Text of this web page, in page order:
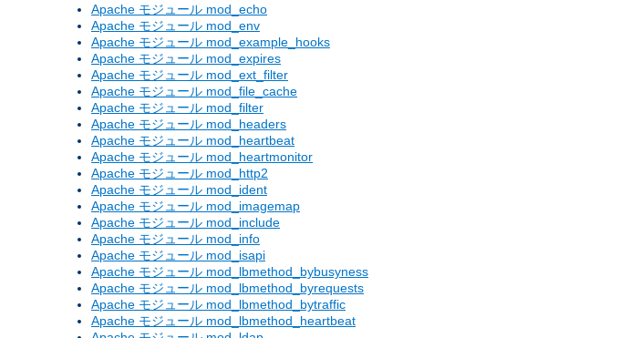
Apache モジュール mod_echo
Apache モジュール mod_env
Apache モジュール mod_example_hooks
Apache モジュール mod_expires
Apache モジュール mod_ext_filter
Apache モジュール mod_file_cache
Apache モジュール mod_filter
Apache モジュール mod_headers
Apache モジュール mod_heartbeat
Apache モジュール mod_heartmonitor
Apache モジュール mod_http2
Apache モジュール mod_ident
Apache モジュール mod_imagemap
Apache モジュール mod_include
Apache モジュール mod_info
Apache モジュール mod_isapi
Apache モジュール mod_lbmethod_bybusyness
Apache モジュール mod_lbmethod_byrequests
Apache モジュール mod_lbmethod_bytraffic
Apache モジュール mod_lbmethod_heartbeat